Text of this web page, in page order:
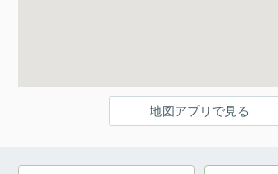
地図アプリで見る